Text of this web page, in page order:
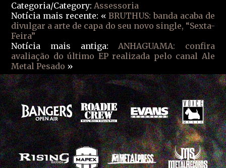
Categoria/Category:Assessoria
Notícia mais recente: «BRUTHUS: banda acaba de
divulgar a arte de capa do seu novo single, “Sexta-
Feira”
Notícia mais antiga:ANHAGUAMA: confira
avaliação do último EP realizada pelo canal Ale
Metal Pesado »